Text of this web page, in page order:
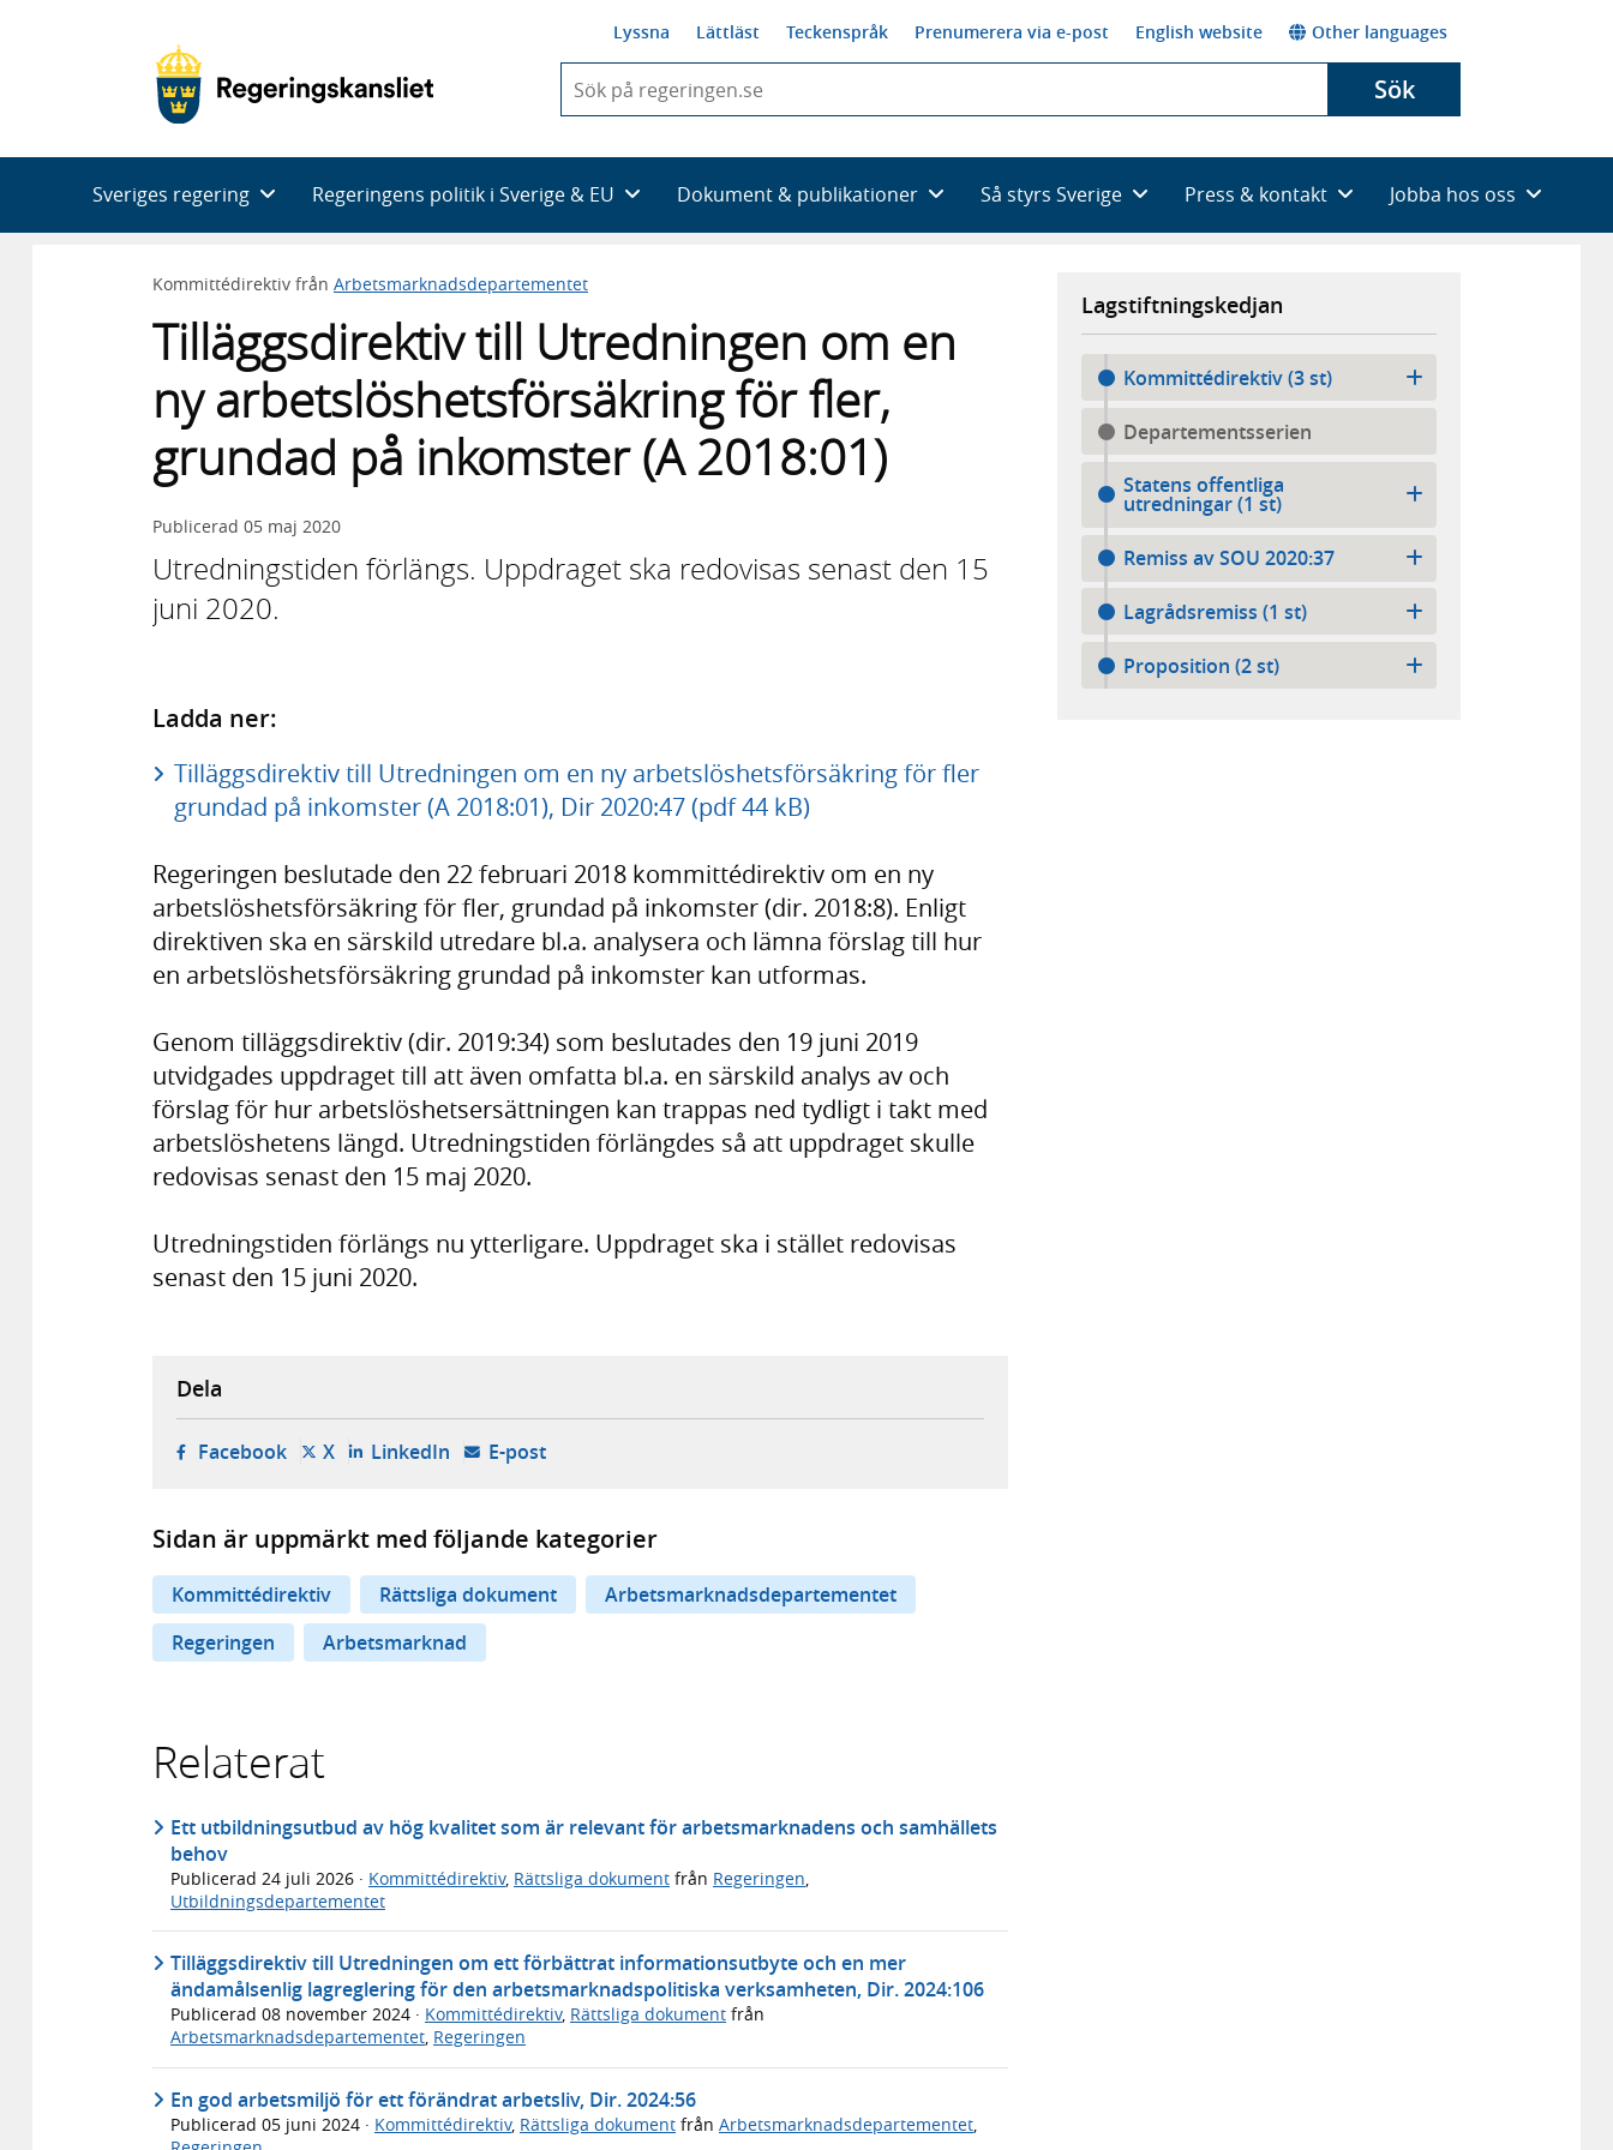
Lyssna Lättläst Teckenspråk Prenumerera via e-post English website Other languages
du
skriva
framträder
en
med
Sök
Sveriges regering Regeringens politik i Sverige & EU Dokument & publikationer Så styrs Sverige Press & kontakt Jobba hos oss
Kommittédirektiv från Arbetsmarknadsdepartementet
Tilläggsdirektiv till Utredningen om en
ny arbetslöshetsförsäkring för fler,
grundad på inkomster (A 2018:01)
Publicerad 05 maj 2020
Utredningstiden förlängs. Uppdraget ska redovisas senast den 15
juni 2020.
Ladda ner:
Tilläggsdirektiv till Utredningen om en ny arbetslöshetsförsäkring för fler
grundad på inkomster (A 2018:01), Dir 2020:47 (pdf 44 kB)
Regeringen beslutade den 22 februari 2018 kommittédirektiv om en ny
arbetslöshetsförsäkring för fler, grundad på inkomster (dir. 2018:8). Enligt
direktiven ska en särskild utredare bl.a. analysera och lämna förslag till hur
en arbetslöshetsförsäkring grundad på inkomster kan utformas.
Genom tilläggsdirektiv (dir. 2019:34) som beslutades den 19 juni 2019
utvidgades uppdraget till att även omfatta bl.a. en särskild analys av och
förslag för hur arbetslöshetsersättningen kan trappas ned tydligt i takt med
arbetslöshetens längd. Utredningstiden förlängdes så att uppdraget skulle
redovisas senast den 15 maj 2020.
Utredningstiden förlängs nu ytterligare. Uppdraget ska i stället redovisas
senast den 15 juni 2020.
Lagstiftningskedjan
Kommittédirektiv (3 st)
Departementsserien
Statens offentliga
utredningar (1 st)
Remiss av SOU 2020:37
Lagrådsremiss (1 st)
Proposition (2 st)
Dela
Facebook- öppnas i ny flik, extern webbplats,
X- öppnas i ny flik, extern webbplats,
LinkedIn- öppnas i ny flik, extern webbplats,
E-post- öppnar din e-postklient,
Sidan är uppmärkt med följande kategorier
Kommittédirektiv Rättsliga dokument
Arbetsmarknadsdepartementet
Regeringen
Arbetsmarknad
Relaterat
Ett utbildningsutbud av hög kvalitet som är relevant för arbetsmarknadens och samhällets
behov
Publicerad 24 juli 2026 · Kommittédirektiv, Rättsliga dokument från Regeringen
Utbildningsdepartementet
Tilläggsdirektiv till Utredningen om ett förbättrat informationsutbyte och en mer
ändamålsenlig lagreglering för den arbetsmarknadspolitiska verksamheten, Dir. 2024:106
Publicerad 08 november 2024 · Kommittédirektiv, Rättsliga dokument från
Arbetsmarknadsdepartementet, Regeringen
En god arbetsmiljö för ett förändrat arbetsliv, Dir. 2024:56
Publicerad 05 juni 2024 · Kommittédirektiv, Rättsliga dokument från Arbetsmarknadsdepartementet,